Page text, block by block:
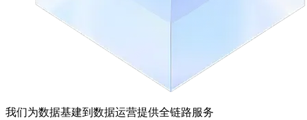
我们为数据基建到数据运营提供全链路服务